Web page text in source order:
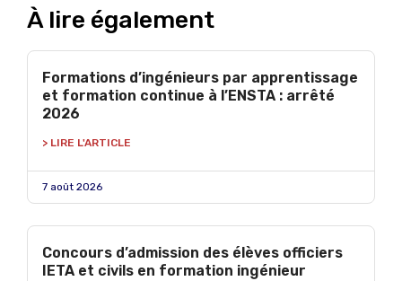
À lire également
Formations d’ingénieurs par apprentissage
et formation continue à l’ENSTA : arrêté
2026
> LIRE L'ARTICLE
7 août 2026
Concours d’admission des élèves officiers
IETA et civils en formation ingénieur